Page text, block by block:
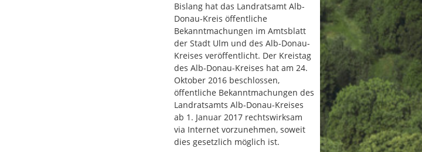
Bislang hat das Landratsamt Alb-
Donau-Kreis öffentliche
Bekanntmachungen im Amtsblatt
der Stadt Ulm und des Alb-Donau-
Kreises veröffentlicht. Der Kreistag
des Alb-Donau-Kreises hat am 24.
Oktober 2016 beschlossen,
öffentliche Bekanntmachungen des
Landratsamts Alb-Donau-Kreises
ab 1. Januar 2017 rechtswirksam
via Internet vorzunehmen, soweit
dies gesetzlich möglich ist.